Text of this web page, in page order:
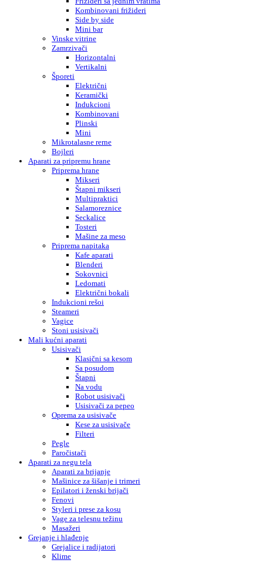
Kombinovani frižideri
Side by side
Mini bar
Vinske vitrine
Zamrzivači
Horizontalni
Vertikalni
Šporeti
Električni
Keramički
Indukcioni
Kombinovani
Plinski
Mini
Mikrotalasne rerne
Bojleri
Aparati za pripremu hrane
Priprema hrane
Mikseri
Štapni mikseri
Multipraktici
Salamoreznice
Seckalice
Tosteri
Mašine za meso
Priprema napitaka
Kafe aparati
Blenderi
Sokovnici
Ledomati
Električni bokali
Indukcioni rešoi
Steameri
Vagice
Stoni usisivači
Mali kućni aparati
Usisivači
Klasični sa kesom
Sa posudom
Štapni
Na vodu
Robot usisivači
Usisivači za pepeo
Oprema za usisivače
Kese za usisivače
Filteri
Pegle
Paročistači
Aparati za negu tela
Aparati za brijanje
Mašinice za šišanje i trimeri
Epilatori i ženski brijači
Fenovi
Styleri i prese za kosu
Vage za telesnu težinu
Masažeri
Grejanje i hlađenje
Grejalice i radijatori
Klime